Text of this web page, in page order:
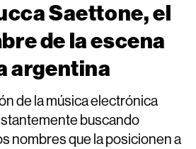
Saettone, el
de la escena
argentina
de la música electrónica
buscando
nombres que la posicionen a